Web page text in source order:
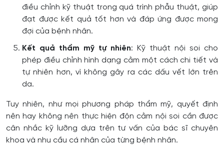
điều chỉnh kỹ thuật trong quá trình phẫu thuật, giúp
đạt được kết quả tốt hơn và đáp ứng được mong
đợi của bệnh nhân.
Kết quả thẩm mỹ tự nhiên: Kỹ thuật nội soi cho
phép điều chỉnh hình dạng cằm một cách chi tiết và
tự nhiên hơn, vì không gây ra các dấu vết lớn trên
da.
Tuy nhiên, như mọi phương pháp thẩm mỹ, quyết định
nên hay không nên thực hiện độn cằm nội soi cần được
cân nhắc kỹ lưỡng dựa trên tư vấn của bác sĩ chuyên
khoa và nhu cầu cá nhân của từng bệnh nhân.